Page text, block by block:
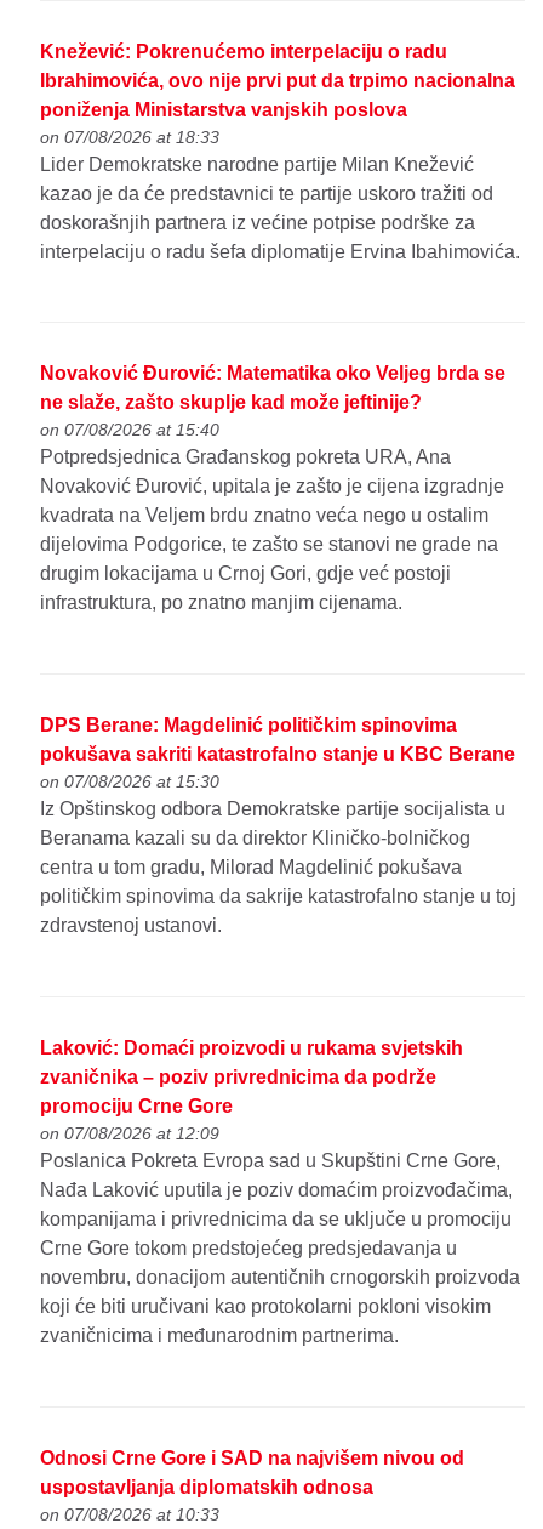
Knežević: Pokrenućemo interpelaciju o radu
Ibrahimovića, ovo nije prvi put da trpimo nacionalna
poniženja Ministarstva vanjskih poslova
on 07/08/2026 at 18:33
Lider Demokratske narodne partije Milan Knežević
kazao je da će predstavnici te partije uskoro tražiti od
doskorašnjih partnera iz većine potpise podrške za
interpelaciju o radu šefa diplomatije Ervina Ibahimovića.
Novaković Đurović: Matematika oko Veljeg brda se
ne slaže, zašto skuplje kad može jeftinije?
on 07/08/2026 at 15:40
Potpredsjednica Građanskog pokreta URA, Ana
Novaković Đurović, upitala je zašto je cijena izgradnje
kvadrata na Veljem brdu znatno veća nego u ostalim
dijelovima Podgorice, te zašto se stanovi ne grade na
drugim lokacijama u Crnoj Gori, gdje već postoji
infrastruktura, po znatno manjim cijenama.
DPS Berane: Magdelinić političkim spinovima
pokušava sakriti katastrofalno stanje u KBC Berane
on 07/08/2026 at 15:30
Iz Opštinskog odbora Demokratske partije socijalista u
Beranama kazali su da direktor Kliničko-bolničkog
centra u tom gradu, Milorad Magdelinić pokušava
političkim spinovima da sakrije katastrofalno stanje u toj
zdravstenoj ustanovi.
Laković: Domaći proizvodi u rukama svjetskih
zvaničnika – poziv privrednicima da podrže
promociju Crne Gore
on 07/08/2026 at 12:09
Poslanica Pokreta Evropa sad u Skupštini Crne Gore,
Nađa Laković uputila je poziv domaćim proizvođačima,
kompanijama i privrednicima da se uključe u promociju
Crne Gore tokom predstojećeg predsjedavanja u
novembru, donacijom autentičnih crnogorskih proizvoda
koji će biti uručivani kao protokolarni pokloni visokim
zvaničnicima i međunarodnim partnerima.
Odnosi Crne Gore i SAD na najvišem nivou od
uspostavljanja diplomatskih odnosa
on 07/08/2026 at 10:33